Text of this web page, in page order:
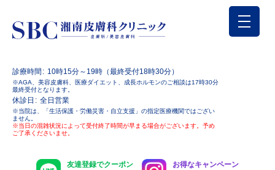
診療時間 10時15分～19時（最終受付18時30分）
※AGA、美容皮膚科、医療ダイエット、成長ホルモンのご相談は17時30分
最終受付となります。
休診日 全日営業
※当院は、「生活保護・労働災害・自立支援」の指定医療機関ではござい
ません。
※当日の混雑状況によって受付終了時間が早まる場合がございます。予め
ご了承くださいませ。
友達登録でクーポン
お得なキャンペーン